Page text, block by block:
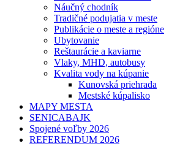
Náučný chodník
Tradičné podujatia v meste
Publikácie o meste a regióne
Ubytovanie
Reštaurácie a kaviarne
Vlaky, MHD, autobusy
Kvalita vody na kúpanie
Kunovská priehrada
Mestské kúpalisko
MAPY MESTA
SENICABAJK
Spojené voľby 2026
REFERENDUM 2026